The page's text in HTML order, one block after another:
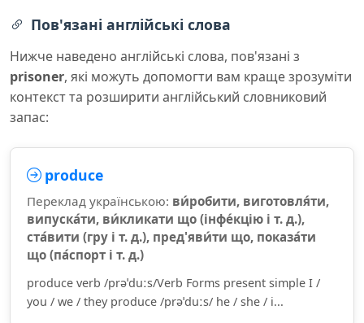
Пов'язані англійські слова
Нижче наведено англійські слова, пов'язані з
prisoner, які можуть допомогти вам краще зрозуміти
контекст та розширити англійський словниковий
запас:
produce
Переклад українською: ви́робити, виготовля́ти,
випуска́ти, ви́кликати що (інфе́кцію і т. д.),
ста́вити (гру і т. д.), пред'яви́ти що, показа́ти
що (па́спорт і т. д.)
produce verb /prəˈduːs/Verb Forms present simple I /
you / we / they produce /prəˈduːs/ he / she / i...